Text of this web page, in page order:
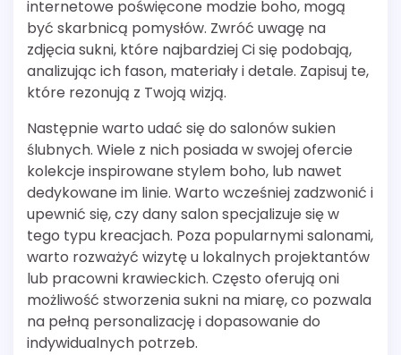
internetowe poświęcone modzie boho, mogą
być skarbnicą pomysłów. Zwróć uwagę na
zdjęcia sukni, które najbardziej Ci się podobają,
analizując ich fason, materiały i detale. Zapisuj te,
które rezonują z Twoją wizją.
Następnie warto udać się do salonów sukien
ślubnych. Wiele z nich posiada w swojej ofercie
kolekcje inspirowane stylem boho, lub nawet
dedykowane im linie. Warto wcześniej zadzwonić i
upewnić się, czy dany salon specjalizuje się w
tego typu kreacjach. Poza popularnymi salonami,
warto rozważyć wizytę u lokalnych projektantów
lub pracowni krawieckich. Często oferują oni
możliwość stworzenia sukni na miarę, co pozwala
na pełną personalizację i dopasowanie do
indywidualnych potrzeb.